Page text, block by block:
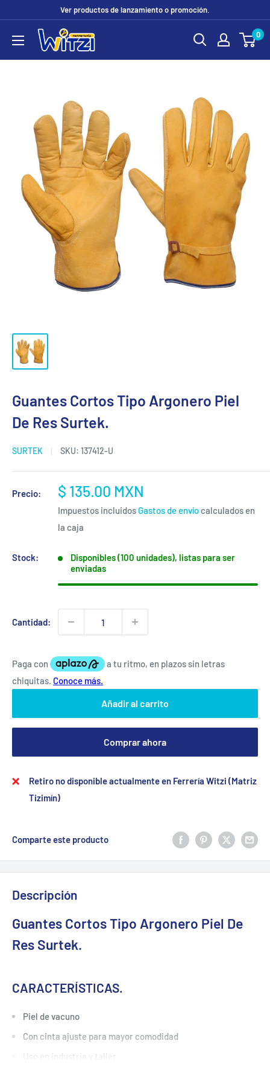
contenido
Ver productos de lanzamiento o promoción.
FERRETERÍA
WITZI
0
Guantes Cortos Tipo Argonero Piel
De Res Surtek.
SURTEK SKU: 137412-U
Precio:
Precio
de
venta
$ 135.00 MXN
Impuestos incluidos Gastos de envío calculados en
la caja
Stock:
Disponibles (100 unidades), listas para ser
enviadas
Cantidad:
Añadir al carrito
Comprar ahora
Retiro no disponible actualmente en Ferrería Witzi (Matriz
Tizimín)
Comparte este producto
Descripción
Guantes Cortos Tipo Argonero Piel De
Res Surtek.
CARACTERÍSTICAS.
Piel de vacuno
Con cinta ajuste para mayor comodidad
Uso en industria y taller